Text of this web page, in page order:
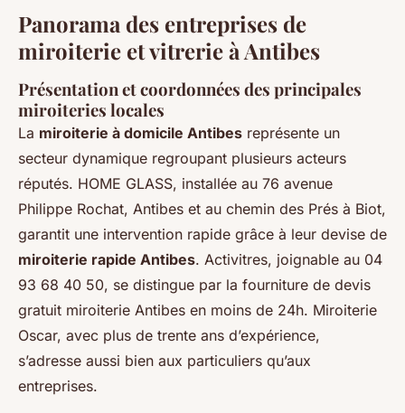
Panorama des entreprises de
miroiterie et vitrerie à Antibes
Présentation et coordonnées des principales
miroiteries locales
La miroiterie à domicile Antibes représente un
secteur dynamique regroupant plusieurs acteurs
réputés. HOME GLASS, installée au 76 avenue
Philippe Rochat, Antibes et au chemin des Prés à Biot,
garantit une intervention rapide grâce à leur devise de
miroiterie rapide Antibes. Activitres, joignable au 04
93 68 40 50, se distingue par la fourniture de devis
gratuit miroiterie Antibes en moins de 24h. Miroiterie
Oscar, avec plus de trente ans d’expérience,
s’adresse aussi bien aux particuliers qu’aux
entreprises.